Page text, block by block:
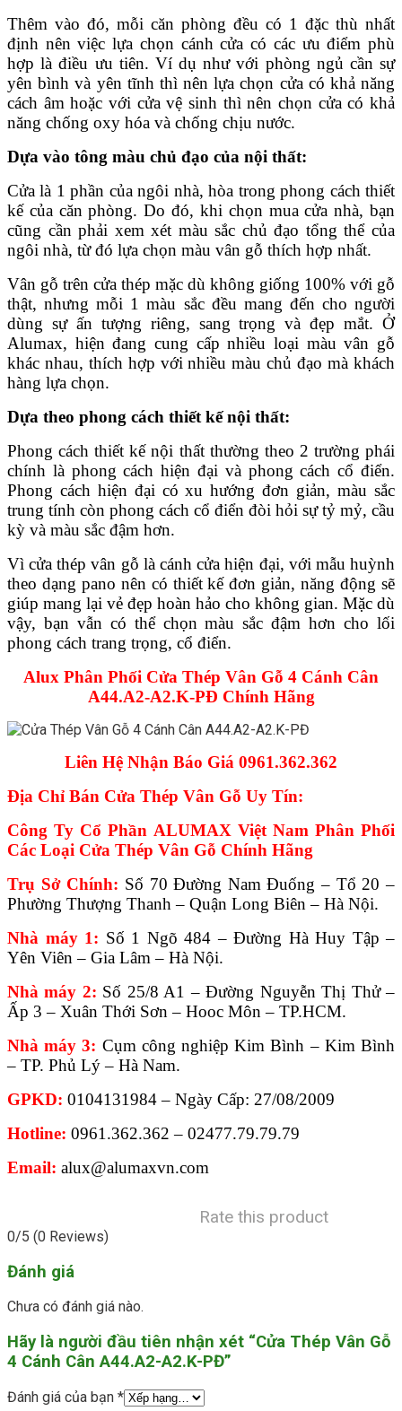
Thêm vào đó, mỗi căn phòng đều có 1 đặc thù nhất
định nên việc lựa chọn cánh cửa có các ưu điểm phù
hợp là điều ưu tiên. Ví dụ như với phòng ngủ cần sự
yên bình và yên tĩnh thì nên lựa chọn cửa có khả năng
cách âm hoặc với cửa vệ sinh thì nên chọn cửa có khả
năng chống oxy hóa và chống chịu nước.
Dựa vào tông màu chủ đạo của nội thất:
Cửa là 1 phần của ngôi nhà, hòa trong phong cách thiết
kế của căn phòng. Do đó, khi chọn mua cửa nhà, bạn
cũng cần phải xem xét màu sắc chủ đạo tổng thể của
ngôi nhà, từ đó lựa chọn màu vân gỗ thích hợp nhất.
Vân gỗ trên cửa thép mặc dù không giống 100% với gỗ
thật, nhưng mỗi 1 màu sắc đều mang đến cho người
dùng sự ấn tượng riêng, sang trọng và đẹp mắt. Ở
Alumax, hiện đang cung cấp nhiều loại màu vân gỗ
khác nhau, thích hợp với nhiều màu chủ đạo mà khách
hàng lựa chọn.
Dựa theo phong cách thiết kế nội thất:
Phong cách thiết kế nội thất thường theo 2 trường phái
chính là phong cách hiện đại và phong cách cổ điển.
Phong cách hiện đại có xu hướng đơn giản, màu sắc
trung tính còn phong cách cổ điển đòi hỏi sự tỷ mỷ, cầu
kỳ và màu sắc đậm hơn.
Vì cửa thép vân gỗ là cánh cửa hiện đại, với mẫu huỳnh
theo dạng pano nên có thiết kế đơn giản, năng động sẽ
giúp mang lại vẻ đẹp hoàn hảo cho không gian. Mặc dù
vậy, bạn vẫn có thể chọn màu sắc đậm hơn cho lối
phong cách trang trọng, cổ điển.
Alux Phân Phối Cửa Thép Vân Gỗ 4 Cánh Cân
A44.A2-A2.K-PĐ Chính Hãng
Liên Hệ Nhận Báo Giá 0961.362.362
Địa Chỉ Bán Cửa Thép Vân Gỗ Uy Tín:
Công Ty Cổ Phần ALUMAX Việt Nam Phân Phối
Các Loại Cửa Thép Vân Gỗ Chính Hãng
Trụ Sở Chính: Số 70 Đường Nam Đuống – Tổ 20 –
Phường Thượng Thanh – Quận Long Biên – Hà Nội.
Nhà máy 1: Số 1 Ngõ 484 – Đường Hà Huy Tập –
Yên Viên – Gia Lâm – Hà Nội.
Nhà máy 2: Số 25/8 A1 – Đường Nguyễn Thị Thử –
Ấp 3 – Xuân Thới Sơn – Hooc Môn – TP.HCM.
Nhà máy 3: Cụm công nghiệp Kim Bình – Kim Bình
– TP. Phủ Lý – Hà Nam.
GPKD: 0104131984 – Ngày Cấp: 27/08/2009
Hotline: 0961.362.362 – 02477.79.79.79
Email: alux@alumaxvn.com
Rate this product
0/5 (0 Reviews)
Đánh giá
Chưa có đánh giá nào.
Hãy là người đầu tiên nhận xét “Cửa Thép Vân Gỗ
4 Cánh Cân A44.A2-A2.K-PĐ”
Đánh giá của bạn *